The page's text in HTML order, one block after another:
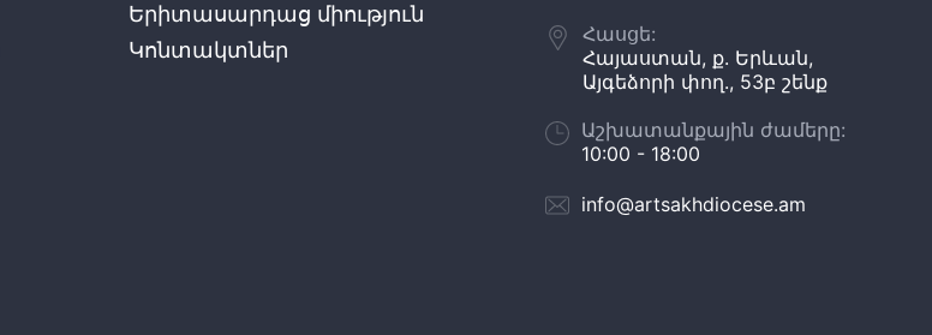
Երիտասարդաց միություն
Կոնտակտներ
Հասցե:
Հայաստան, ք. Երևան,
Այգեձորի փող., 53բ շենք
Աշխատանքային ժամերը:
10:00 - 18:00
info@artsakhdiocese.am